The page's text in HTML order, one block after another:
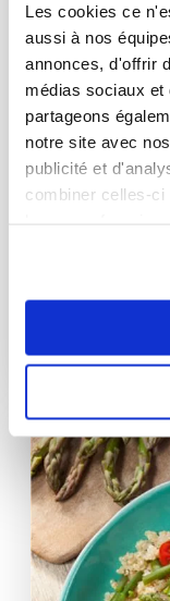
Les cookies ce
aussi à nos
annonces, d'offrir
médias sociaux et
partageons
notre site avec
publicité et
combiner celles-
Caviar
13h